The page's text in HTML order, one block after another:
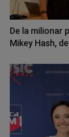
De la milionar
Mikey Hash,